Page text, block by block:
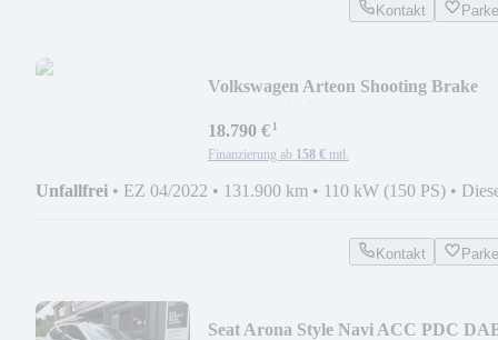
Kontakt
Volkswagen Arteon Shooting Brake
18.790 €¹
Finanzierung ab 158 € mtl.
Unfallfrei • EZ 04/2022 • 131.900 km • 110 kW (150 PS) •
Kontakt
Seat Arona Style Navi ACC PDC